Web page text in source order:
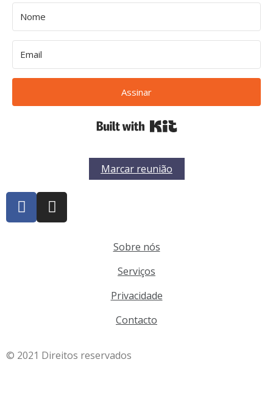
Assinar
Marcar reunião
Sobre nós
Serviços
Privacidade
Contacto
© 2021 Direitos reservados